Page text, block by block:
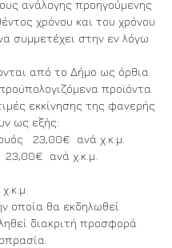
ανάλογης προηγούμενης
χρόνου και του χρόνου
συμμετέχει στην εν λόγω
από το Δήμο ως όρθια
προϊόντα
εκκίνησης της φανερής
ως εξής:
23,00€ ανά χ.κ.μ.
ανά χ.κ.μ.
οποία θα εκδηλωθεί
διακριτή προσφορά